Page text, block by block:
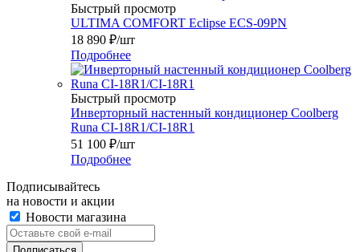
Быстрый просмотр
ULTIMA COMFORT Eclipse ECS-09PN
18 890 ₽/шт
Подробнее
Быстрый просмотр
Инверторный настенный кондиционер Coolberg
Runa CI-18R1/CI-18R1
51 100 ₽/шт
Подробнее
Подписывайтесь
на новости и акции
Новости магазина